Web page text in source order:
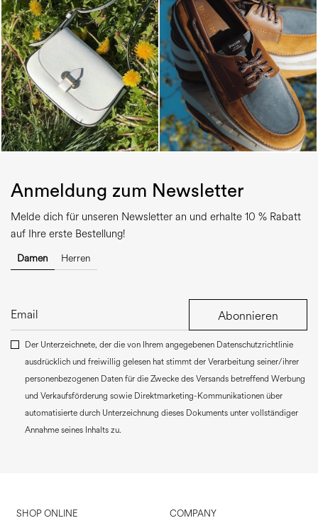
Anmeldung zum Newsletter
Melde dich für unseren Newsletter an und erhalte 10 % Rabatt
auf Ihre erste Bestellung!
Damen Herren
Abonnieren
Der Unterzeichnete, der die von Ihrem angegebenen Datenschutzrichtlinie
ausdrücklich und freiwillig gelesen hat stimmt der Verarbeitung seiner/ihrer
personenbezogenen Daten für die Zwecke des Versands betreffend Werbung
und Verkaufsförderung sowie Direktmarketing-Kommunikationen über
automatisierte durch Unterzeichnung dieses Dokuments unter vollständiger
Annahme seines Inhalts zu.
SHOP ONLINE COMPANY